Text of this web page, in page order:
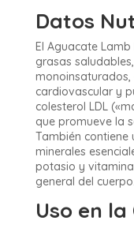
Datos
El Aguacate
grasas
cardiovascular y
colesterol LDL
que promueve la
También
minerales
potasio y
general del cuerpo.
Uso en la